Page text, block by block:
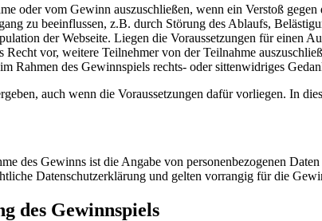
oder vom Gewinn auszuschließen, wenn ein Verstoß
zu beeinflussen, z.B. durch Störung des Ablaufs,
der Webseite. Liegen die Voraussetzungen für einen
vor, weitere Teilnehmer von der Teilnahme
Rahmen des Gewinnspiels rechts- oder sittenwidriges
auch wenn die Voraussetzungen dafür vorliegen. In
des Gewinns ist die Angabe von personenbezogenen
Datenschutzerklärung und gelten vorrangig für die
des Gewinnspiels